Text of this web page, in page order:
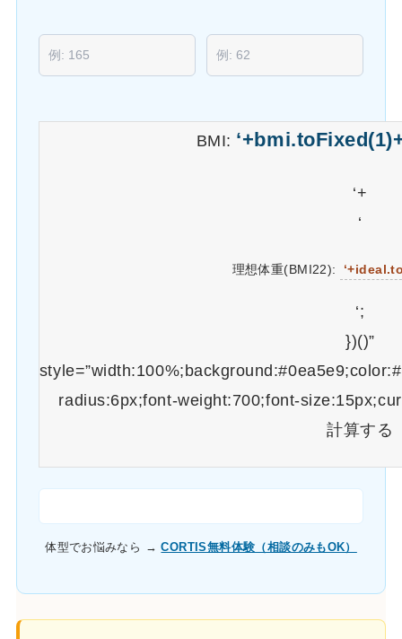
BMI:
‘+
‘
理想体重(BMI22):
‘;
})()”
radius:6px;font-weight:700;font-
計算する
体型でお悩みなら →CORTIS無料体験（相談のみもOK）